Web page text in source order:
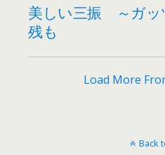
美しい三振 ～ガッ
残も
Load More
Back